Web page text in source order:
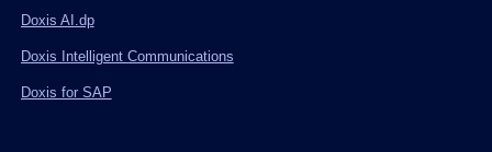
Doxis AI.dp
Doxis Intelligent Communications
Doxis for SAP